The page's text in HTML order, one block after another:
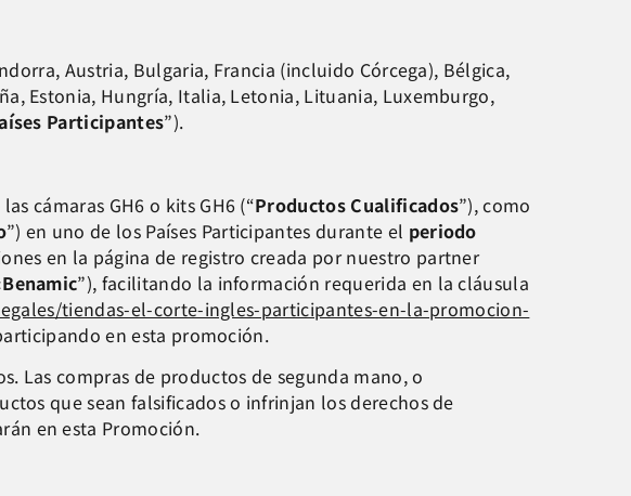
Austria, Bulgaria, Francia (incluido Córcega), Bélgica,
Estonia, Hungría, Italia, Letonia, Lituania, Luxemburgo,
Participantes”).
cámaras GH6 o kits GH6 (“Productos Cualificados”), como
”) en uno de los Países Participantes durante el periodo
en la página de registro creada por nuestro partner
Benamic”), facilitando la información requerida en la cláusula
tiendas-el-corte-ingles-participantes-en-la-promocion-
en esta promoción.
Las compras de productos de segunda mano, o
que sean falsificados o infrinjan los derechos de
en esta Promoción.